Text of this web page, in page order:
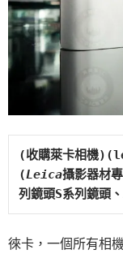
(收購萊卡相機
(Leica攝影器材
列鏡頭S系列鏡頭、
徠卡，一個所有相